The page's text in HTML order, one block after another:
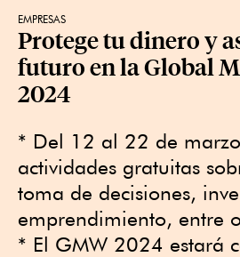
EMPRESAS
Protege tu dinero y
futuro en la Global
2024
* Del 12 al 22 de
actividades gratuitas
toma de decisiones,
emprendimiento, entre
* El GMW 2024 estará